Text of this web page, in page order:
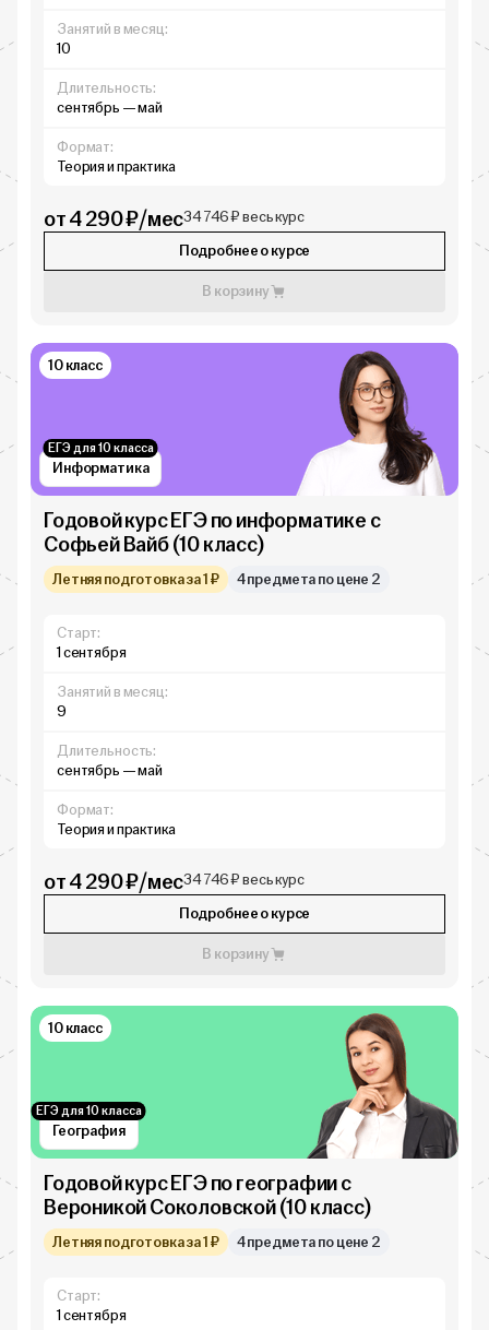
Занятий в месяц:
10
Длительность:
сентябрь — май
Формат:
Теория и практика
от 4 290 ₽/мес34 746 ₽ весь курс
Подробнее о курсе
В корзину
Информатика
ЕГЭ для 10 класса
10 класс
Годовой курс ЕГЭ по информатике с
Софьей Вайб (10 класс)
Летняя подготовка за 1 ₽ 4 предмета по цене 2
Старт:
1 сентября
Занятий в месяц:
9
Длительность:
сентябрь — май
Формат:
Теория и практика
от 4 290 ₽/мес34 746 ₽ весь курс
Подробнее о курсе
В корзину
География
ЕГЭ для 10 класса
10 класс
Годовой курс ЕГЭ по географии с
Вероникой Соколовской (10 класс)
Летняя подготовка за 1 ₽ 4 предмета по цене 2
Старт:
1 сентября